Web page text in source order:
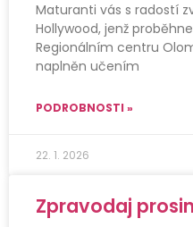
Maturanti vás s radostí
Hollywood, jenž
Regionálním centru
naplněn učením
PODROBNOSTI »
22. 1. 2026
Zpravodaj